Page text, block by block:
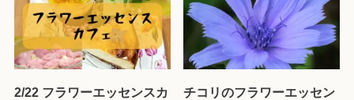
2/22 フラワーエッセンスカ
チコリのフラワーエッセン